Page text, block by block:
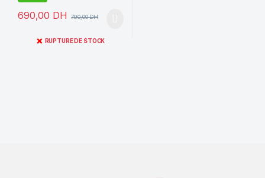
690,00 DH 790,00DH
❌ RUPTURE DE STOCK